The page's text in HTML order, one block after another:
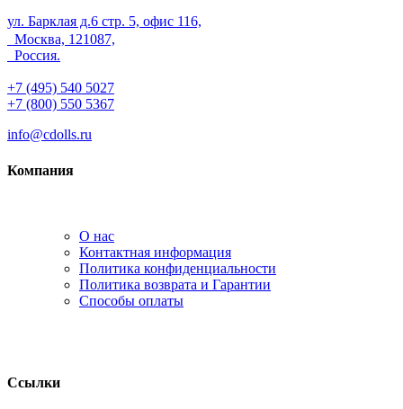
ул. Барклая д.6 стр. 5, офис 116,
Москва, 121087,
Россия.
+7 (495) 540 5027
+7 (800) 550 5367
info@cdolls.ru
Компания
О нас
Контактная информация
Политика конфиденциальности
Политика возврата и Гарантии
Способы оплаты
Ссылки